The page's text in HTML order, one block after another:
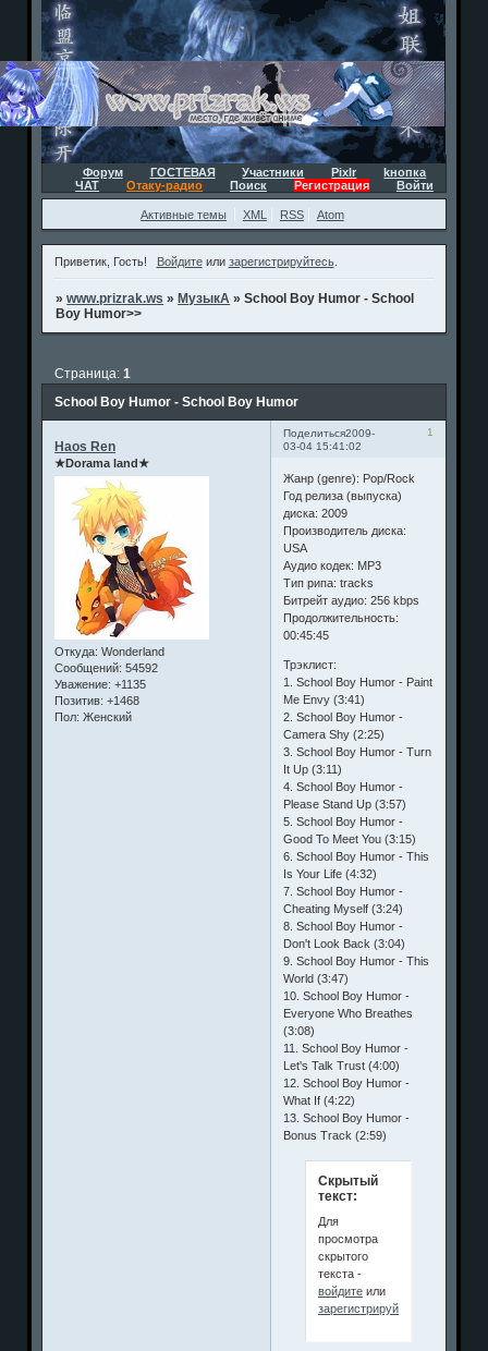
Форум ГОСТЕВАЯ Участники Pixlr
kнопка
ЧАТ
Отаку-радио Поиск Регистрация Войти
Активные темы XML RSS Atom
Приветик, Гость! Войдитеили зарегистрируйтесь.
»www.prizrak.ws » МузыкА »School Boy Humor - School
Boy Humor>>
School Boy Humor - School Boy Humor
Страница:1
Поделиться 1
2009-
03-04 15:41:02
Haos Ren
★Dorama land★
Откуда: Wonderland
Сообщений: 54592
Уважение: +1135
Позитив: +1468
Пол: Женский
Жанр (genre): Pop/Rock
Год релиза (выпуска)
диска: 2009
Производитель диска:
USA
Аудио кодек: MP3
Тип рипа: tracks
Битрейт аудио: 256 kbps
Продолжительность:
00:45:45
Трэклист:
1. School Boy Humor - Paint
Me Envy (3:41)
2. School Boy Humor -
Camera Shy (2:25)
3. School Boy Humor - Turn
It Up (3:11)
4. School Boy Humor -
Please Stand Up (3:57)
5. School Boy Humor -
Good To Meet You (3:15)
6. School Boy Humor - This
Is Your Life (4:32)
7. School Boy Humor -
Cheating Myself (3:24)
8. School Boy Humor -
Don't Look Back (3:04)
9. School Boy Humor - This
World (3:47)
10. School Boy Humor -
Everyone Who Breathes
(3:08)
11. School Boy Humor -
Let's Talk Trust (4:00)
12. School Boy Humor -
What If (4:22)
13. School Boy Humor -
Bonus Track (2:59)
Скрытый
текст:
Для
просмотра
скрытого
текста -
войдитеили
зарегистрируйтесь